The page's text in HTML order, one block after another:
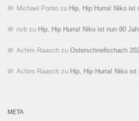
Michael Ponto zu Hip, Hip Hurra! Niko ist
nvb zu Hip, Hip Hurra! Niko ist nun 80
Achim Raasch zu Osterschnellschach
Achim Raasch zu Hip, Hip Hurra! Niko ist
META